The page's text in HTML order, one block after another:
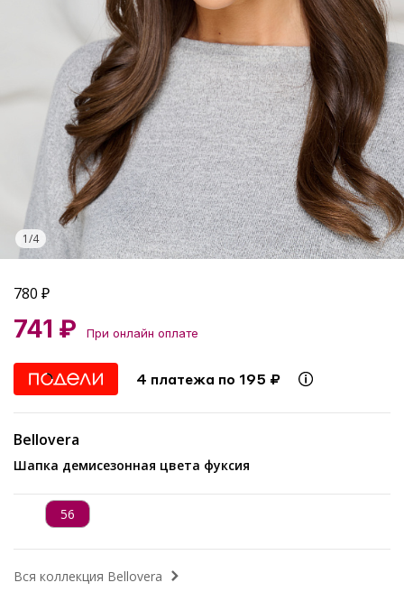
1/4
780 ₽
741 ₽ При онлайн оплате
4 платежа по 195 ₽
Bellovera
Шапка демисезонная цвета фуксия
56
Вся коллекция Bellovera